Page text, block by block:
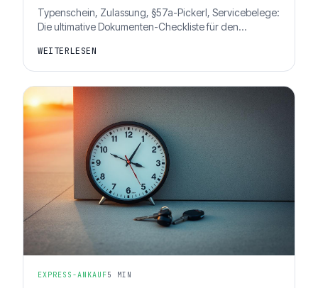
Typenschein, Zulassung, §57a-Pickerl, Servicebelege:
Die ultimative Dokumenten-Checkliste für den
Geld bringen.
WEITERLESEN
EXPRESS-ANKAUF5 MIN